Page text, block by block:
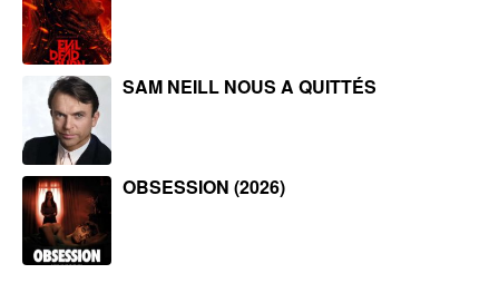
SAM NEILL NOUS A QUITTÉS
OBSESSION (2026)